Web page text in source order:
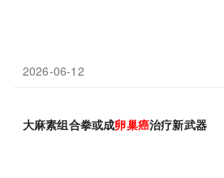
2026-06-12
大麻素组合拳或成卵巢癌治疗新武器